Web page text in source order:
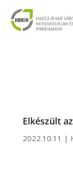
Elkészült
2022.10.11 |